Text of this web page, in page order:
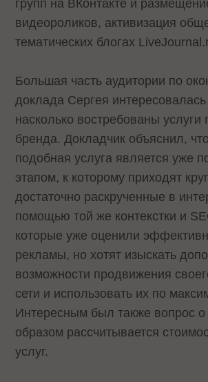
групп на ВКонтакте и
видеороликов, активизация
тематических блогах
Большая часть аудитории по
доклада Сергея интересовалась
насколько востребованы
бренда. Докладчик объяснил,
подобная услуга является уже
этапом, к которому приходят
достаточно раскрученные в
помощью той же контекстки и
которые уже оценили
рекламы, но хотят изыскать
возможности продвижения
сети и использовать их по
Интересным был также вопрос о
образом рассчитывается
услуг.